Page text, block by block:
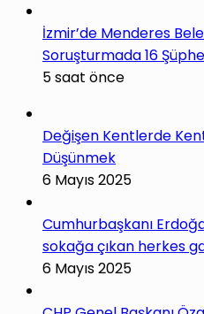
İzmir’de Menderes
Soruşturmada 16
5 saat önce
Değişen Kentlerde
Düşünmek
6 Mayıs 2025
Cumhurbaşkanı
sokağa çıkan herkes
6 Mayıs 2025